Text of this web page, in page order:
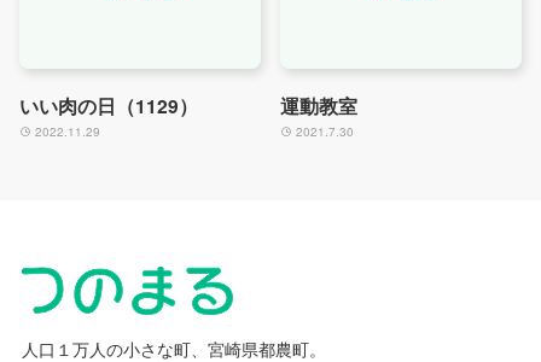
いい肉の日（1129）
2022.11.29
運動教室
2021.7.30
人口１万人の小さな町、宮崎県都農町。